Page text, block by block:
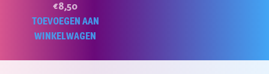
€8,50
TOEVOEGEN AAN
WINKELWAGEN